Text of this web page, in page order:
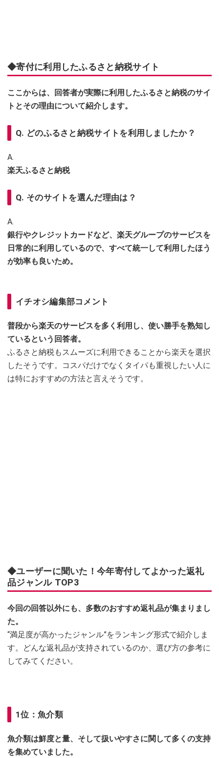
◆寄付に利用したふるさと納税サイト
ここからは、回答者が実際に利用したふるさと納税のサイ
トとその理由について紹介します。
Q. どのふるさと納税サイトを利用しましたか？
A.
楽天ふるさと納税
Q. そのサイトを選んだ理由は？
A.
銀行やクレジットカードなど、楽天グループのサービスを
日常的に利用しているので、すべて統一して利用したほう
が効率も良いため。
イチオシ編集部コメント
普段から楽天のサービスを多く利用し、使い勝手を熟知し
ているという回答者。
ふるさと納税もスムーズに利用できることから楽天を選択
したそうです。コスパだけでなくタイパも重視したい人に
は特におすすめの方法と言えそうです。
◆ユーザーに聞いた！今年寄付してよかった返礼
品ジャンル TOP3
今回の回答以外にも、多数のおすすめ返礼品が集まりまし
た。
“満足度が高かったジャンル”をランキング形式で紹介しま
す。どんな返礼品が支持されているのか、選び方の参考に
してみてください。
1位：魚介類
魚介類は鮮度と量、そして扱いやすさに関して多くの支持
を集めていました。